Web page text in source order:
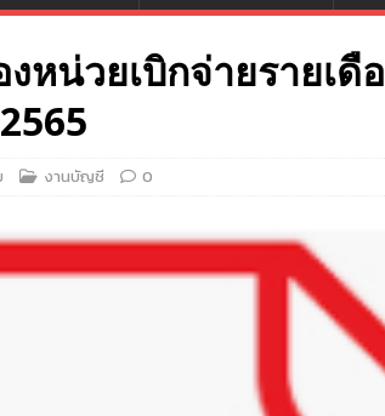
หน่วยเบิกจ่ายรายเดื
งานบัญชี 0